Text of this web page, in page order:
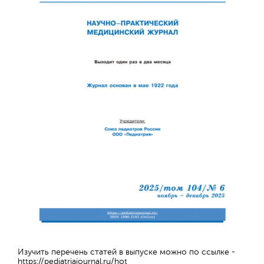
Изучить перечень статей в выпуске можно по ссылке -
https://pediatriajournal.ru/hot